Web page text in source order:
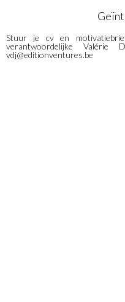
Stuur je cv en
verantwoordelijke Valérie
vdj@editionventures.be